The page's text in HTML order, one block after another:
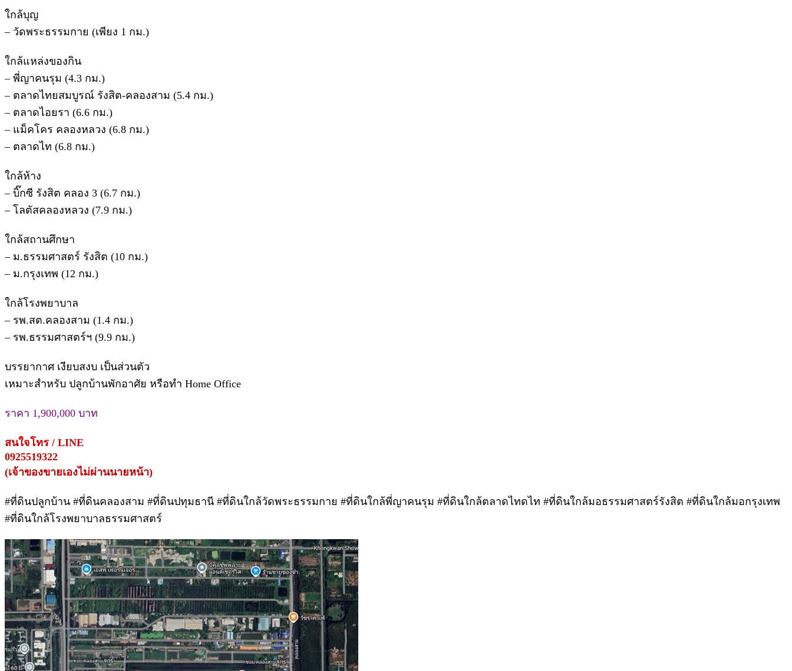
ใกล้บุญ
– วัดพระธรรมกาย (เพียง 1 กม.)
ใกล้แหล่งของกิน
– พี่ญาคนรุม (4.3 กม.)
– ตลาดไทยสมบูรณ์ รังสิต-คลองสาม (5.4 กม.)
– ตลาดไอยรา (6.6 กม.)
– แม็คโคร คลองหลวง (6.8 กม.)
– ตลาดไท (6.8 กม.)
ใกล้ห้าง
– บิ๊กซี รังสิต คลอง 3 (6.7 กม.)
– โลตัสคลองหลวง (7.9 กม.)
ใกล้สถานศึกษา
– ม.ธรรมศาสตร์ รังสิต (10 กม.)
– ม.กรุงเทพ (12 กม.)
ใกล้โรงพยาบาล
– รพ.สต.คลองสาม (1.4 กม.)
– รพ.ธรรมศาสตร์ฯ (9.9 กม.)
บรรยากาศ เงียบสงบ เป็นส่วนตัว
เหมาะสำหรับ ปลูกบ้านพักอาศัย หรือทำ Home Office
ราคา 1,900,000 บาท
สนใจโทร / LINE
0925519322
(เจ้าของขายเองไม่ผ่านนายหน้า)
#ที่ดินปลูกบ้าน #ที่ดินคลองสาม #ที่ดินปทุมธานี #ที่ดินใกล้วัดพระธรรมกาย #ที่ดินใกล้พี่ญาคนรุม #ที่ดินใกล้ตลาดไทดไท #ที่ดินใกล้มอธรรมศาสตร์รังสิต #ที่ดินใกล้มอกรุงเทพ
#ที่ดินใกล้โรงพยาบาลธรรมศาสตร์